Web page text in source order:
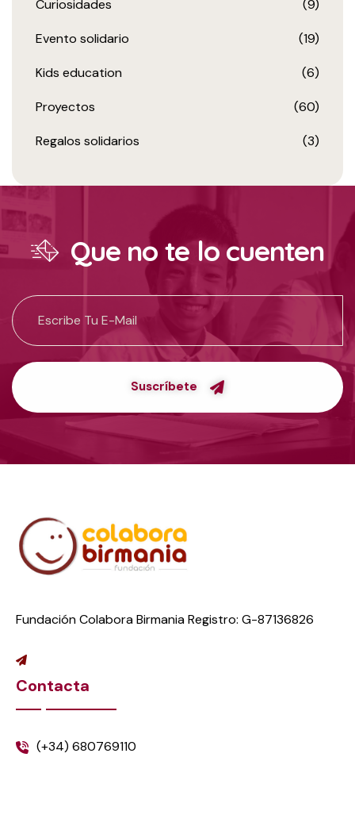
Curiosidades (9)
Evento solidario (19)
Kids education (6)
Proyectos (60)
Regalos solidarios (3)
Que no te lo cuenten
Suscríbete
Fundación Colabora Birmania Registro: G-87136826
Contacta
(+34) 680769110